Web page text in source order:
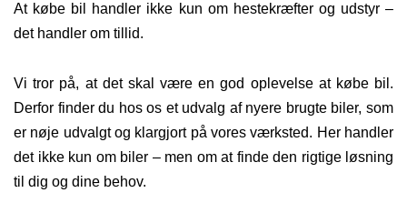
At købe bil handler ikke kun om hestekræfter og udstyr –
det handler om tillid.
Vi tror på, at det skal være en god oplevelse at købe bil.
Derfor finder du hos os et udvalg af nyere brugte biler, som
er nøje udvalgt og klargjort på vores værksted. Her handler
det ikke kun om biler – men om at finde den rigtige løsning
til dig og dine behov.